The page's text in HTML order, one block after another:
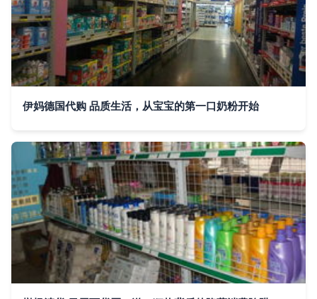
伊妈德国代购 品质生活，从宝宝的第一口奶粉开始